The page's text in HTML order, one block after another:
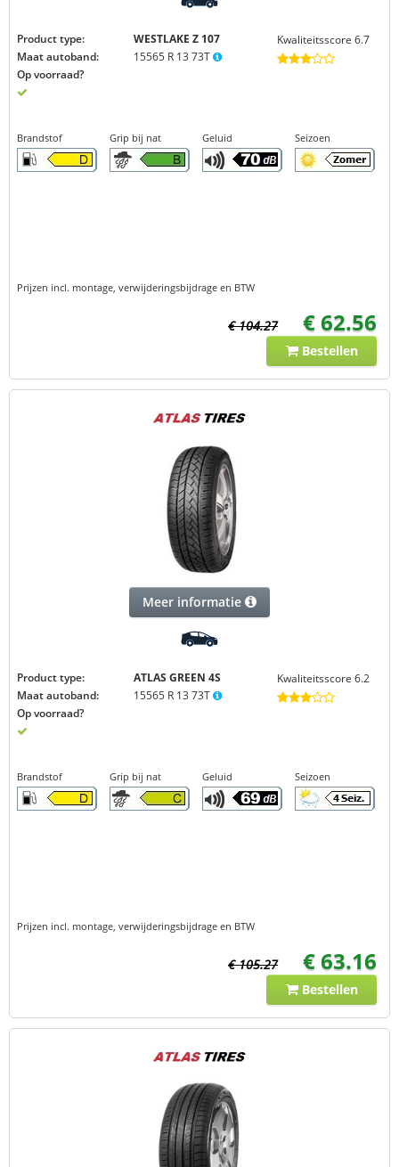
Product type:
WESTLAKE Z 107
Maat autoband:
15565 R 13 73T
Op voorraad?
Kwaliteitsscore 6.7
Brandstof Grip bij nat Geluid Seizoen
Prijzen incl. montage, verwijderingsbijdrage en BTW
€ 104.27 € 62.56
Bestellen
Meer informatie
Product type:
ATLAS GREEN 4S
Maat autoband:
15565 R 13 73T
Op voorraad?
Kwaliteitsscore 6.2
Brandstof Grip bij nat Geluid Seizoen
Prijzen incl. montage, verwijderingsbijdrage en BTW
€ 105.27 € 63.16
Bestellen